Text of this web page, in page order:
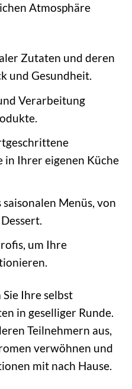
Atmosphäre
Zutaten und deren
und Gesundheit.
Verarbeitung
in Ihrer eigenen Küche
Menüs, von
um Ihre
Ihre selbst
in geselliger Runde.
Teilnehmern aus,
verwöhnen und
mit nach Hause.